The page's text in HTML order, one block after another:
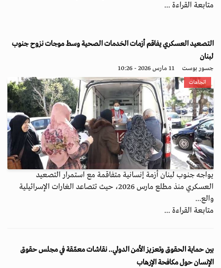
متابعة القراءة ...
التصعيد العسكري يفاقم أزمات الخدمات الصحية وسط موجات نزوح جنوب
لبنان
جسور بوست 11 مارس 2026 - 10:26
اتجاهات
يواجه جنوب لبنان أزمة إنسانية متفاقمة مع استمرار التصعيد
العسكري منذ مطلع مارس 2026، حيث تتصاعد الغارات الإسرائيلية
والع...
متابعة القراءة ...
بين حماية الحقوق وتعزيز الأمن الدولي.. نقاشات معمّقة في مجلس حقوق
الإنسان حول مكافحة الإرهاب